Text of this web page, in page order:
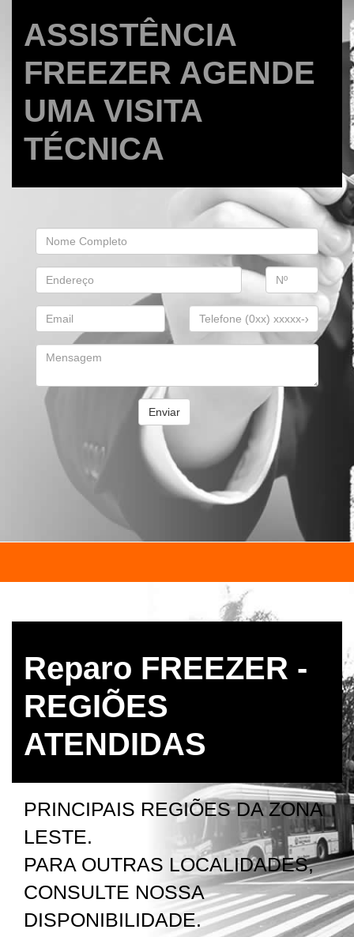
ASSISTÊNCIA
FREEZER AGENDE
UMA VISITA
TÉCNICA
Enviar
Reparo FREEZER -
REGIÕES
ATENDIDAS
PRINCIPAIS REGIÕES DA ZONA
LESTE.
PARA OUTRAS LOCALIDADES,
CONSULTE NOSSA
DISPONIBILIDADE.